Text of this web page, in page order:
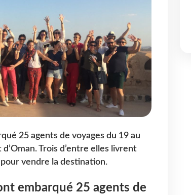
25 agents de voyages du 19 au
Trois d’entre elles livrent
vendre la destination.
embarqué 25 agents de